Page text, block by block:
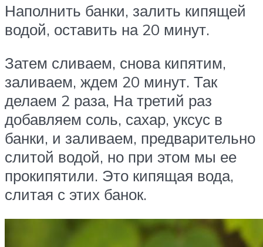
Наполнить банки, залить кипящей
водой, оставить на 20 минут.
Затем сливаем, снова кипятим,
заливаем, ждем 20 минут. Так
делаем 2 раза, На третий раз
добавляем соль, сахар, уксус в
банки, и заливаем, предварительно
слитой водой, но при этом мы ее
прокипятили. Это кипящая вода,
слитая с этих банок.